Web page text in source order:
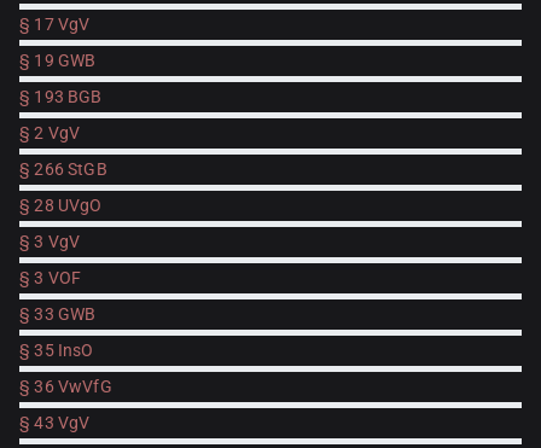
§ 17 VgV
§ 19 GWB
§ 193 BGB
§ 2 VgV
§ 266 StGB
§ 28 UVgO
§ 3 VgV
§ 3 VOF
§ 33 GWB
§ 35 InsO
§ 36 VwVfG
§ 43 VgV